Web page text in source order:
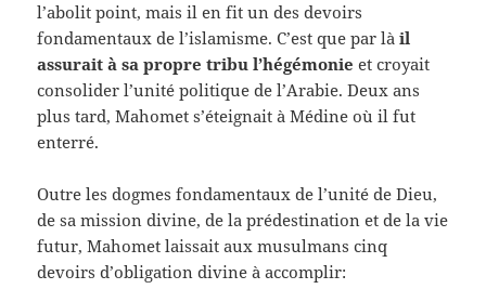
l’abolit point, mais il en fit un des devoirs
fondamentaux de l’islamisme. C’est que par là il
assurait à sa propre tribu l’hégémonie et croyait
consolider l’unité politique de l’Arabie. Deux ans
plus tard, Mahomet s’éteignait à Médine où il fut
enterré.
Outre les dogmes fondamentaux de l’unité de Dieu,
de sa mission divine, de la prédestination et de la vie
futur, Mahomet laissait aux musulmans cinq
devoirs d’obligation divine à accomplir: